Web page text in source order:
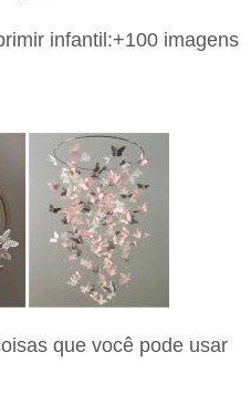
infantil:+100 imagens
que você pode usar